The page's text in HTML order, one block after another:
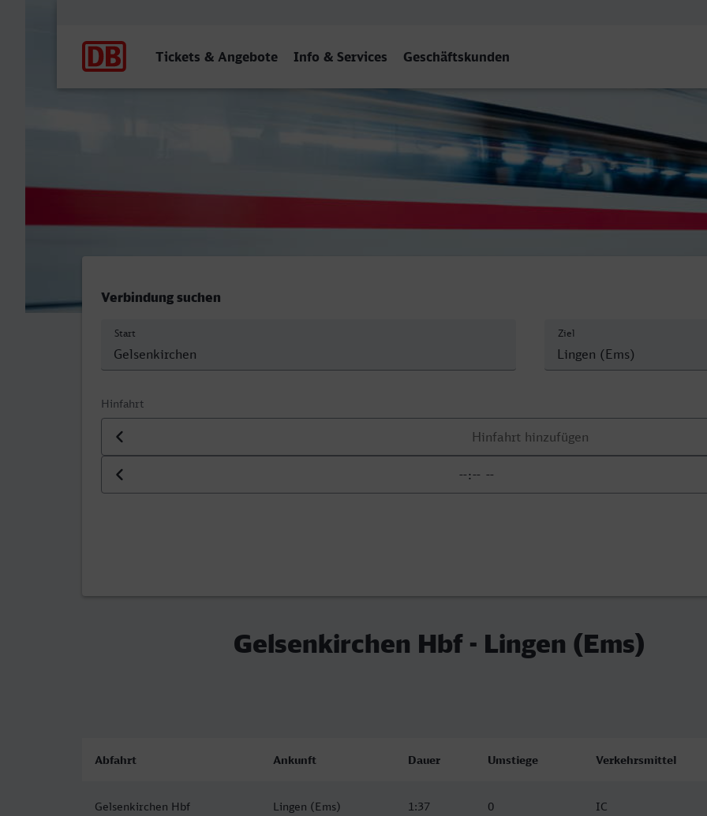
Tickets & Angebote Info & Services Geschäftskunden
Gelsenkirchen Hbf - Lingen (Ems)
Verbindung suchen
Start Ziel
Hinfahrt
Datum der Hinfahrt
Uhrzeit der Hinfahrt
Gelsenkirchen Hbf - Lingen (Ems)
Abfahrt Ankunft Dauer Umstiege Verkehrsmittel
Gelsenkirchen Hbf
Lingen (Ems)
1:37 0 IC